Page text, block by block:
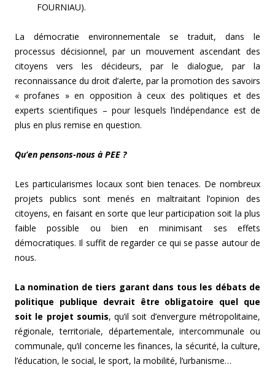
FOURNIAU).
La démocratie environnementale se traduit, dans le
processus décisionnel, par un mouvement ascendant des
citoyens vers les décideurs, par le dialogue, par la
reconnaissance du droit d’alerte, par la promotion des savoirs
« profanes » en opposition à ceux des politiques et des
experts scientifiques – pour lesquels l’indépendance est de
plus en plus remise en question.
Qu’en pensons-nous à PEE ?
Les particularismes locaux sont bien tenaces. De nombreux
projets publics sont menés en maltraitant l’opinion des
citoyens, en faisant en sorte que leur participation soit la plus
faible possible ou bien en minimisant ses effets
démocratiques. Il suffit de regarder ce qui se passe autour de
nous.
La nomination de tiers garant dans tous les débats de
politique publique devrait être obligatoire quel que
soit le projet soumis, qu’il soit d’envergure métropolitaine,
régionale, territoriale, départementale, intercommunale ou
communale, qu’il concerne les finances, la sécurité, la culture,
l’éducation, le social, le sport, la mobilité, l’urbanisme…